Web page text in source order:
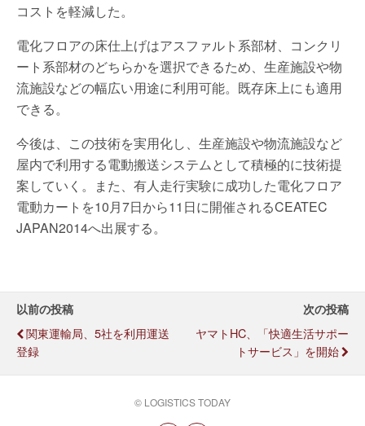
コストを軽減した。
電化フロアの床仕上げはアスファルト系部材、コンクリ
ート系部材のどちらかを選択できるため、生産施設や物
流施設などの幅広い用途に利用可能。既存床上にも適用
できる。
今後は、この技術を実用化し、生産施設や物流施設など
屋内で利用する電動搬送システムとして積極的に技術提
案していく。また、有人走行実験に成功した電化フロア
電動カートを10月7日から11日に開催されるCEATEC
JAPAN2014へ出展する。
以前の投稿
関東運輸局、5社を利用運送
登録
次の投稿
ヤマトHC、「快適生活サポー
トサービス」を開始
© LOGISTICS TODAY